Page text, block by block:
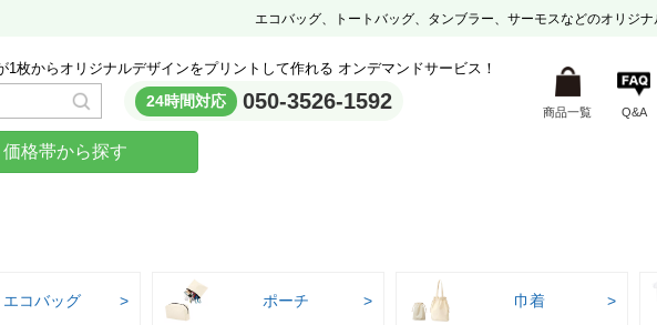
エコバッグ、トートバッグ、タンブラー、サーモスなどのオリジ
1枚からオリジナルデザインをプリントして作れる オンデマンドサービス！
24時間対応 050-3526-1592 商品一覧 Q&A
価格帯から探す
エコバッグ ポーチ 巾着